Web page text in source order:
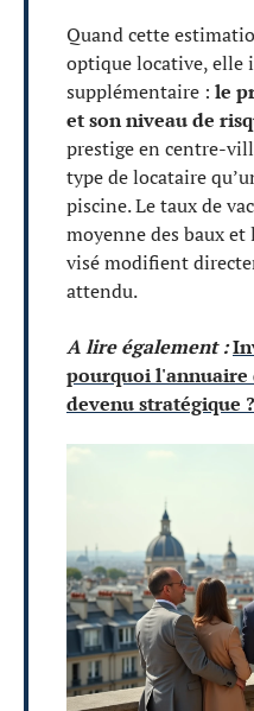
Quand cette
optique locative, elle
supplémentaire : le
et son niveau de
prestige en centre-
type de locataire
piscine. Le taux de
moyenne des baux
visé modifient
attendu.
A lire également :
pourquoi l'annuaire
devenu stratégique ?